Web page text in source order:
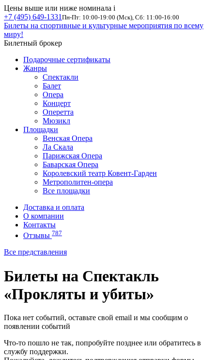
Цены выше или ниже номинала i
+7 (495) 649-1331 Пн-Пт: 10:00-19:00 (Мск), Сб: 11:00-16:00
Билеты на спортивные и культурные мероприятия по всему
миру!
Билетный брокер
Подарочные сертификаты
Жанры
Спектакли
Балет
Опера
Концерт
Оперетта
Мюзикл
Площадки
Венская Опера
Ла Скала
Парижская Опера
Баварская Опера
Королевский театр Ковент-Гарден
Метрополитен-опера
Все площадки
Доставка и оплата
О компании
Контакты
Отзывы 787
Все представления
Билеты на Спектакль
«Прокляты и убиты»
Пока нет событий, оставьте свой email и мы сообщим о
появлении событий
Что-то пошло не так, попробуйте позднее или обратитесь в
службу поддержки.